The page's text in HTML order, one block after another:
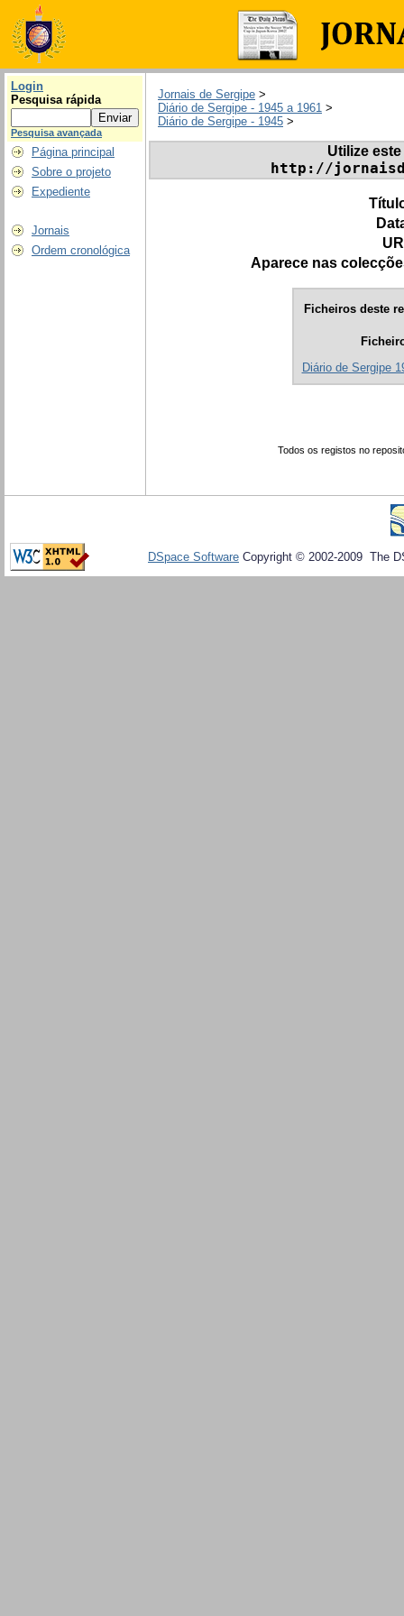
Login
Pesquisa rápida
Pesquisa avançada
Página principal
Sobre o projeto
Expediente
Jornais
Ordem cronológica
Jornais de Sergipe >
Diário de Sergipe - 1945 a 1961 >
Diário de Sergipe - 1945 >
Utilize
http://
Aparece nas
Ficheiros deste
Diário de Sergipe
Todos os registos no
DSpace Software Copyright © 2002-2009 The